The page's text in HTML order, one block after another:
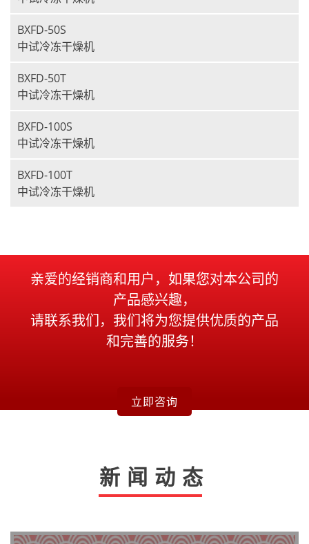
BXFD-50S
中试冷冻干燥机
BXFD-50T
中试冷冻干燥机
BXFD-100S
中试冷冻干燥机
BXFD-100T
中试冷冻干燥机
亲爱的经销商和用户，如果您对本公司的
产品感兴趣，
请联系我们，我们将为您提供优质的产品
和完善的服务！
立即咨询
新闻动态